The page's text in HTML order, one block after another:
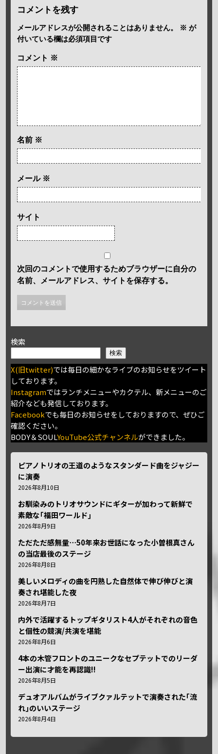
コメントを残す
メールアドレスが公開されることはありません。 ※ が
付いている欄は必須項目です
コメント ※
名前 ※
メール ※
サイト
次回のコメントで使用するためブラウザーに自分の
名前、メールアドレス、サイトを保存する。
検索
検索
X(旧twitter)では毎日の細かなライブのお知らせをツイート
しております。
Instagramではランチメニューやカクテル、新メニューのご
紹介なども発信しております。
Facebookでも毎日のお知らせをしておりますので、ぜひご
確認ください。
BODY＆SOULYouTube公式チャンネルができました。
ピアノトリオの王道のようなスタンダード曲をジャジー
に演奏
2026年8月10日
お馴染みのトリオサウンドにギターが加わって新鮮で
素敵な｢福田ワールド｣
2026年8月9日
ただただ感無量⋯50年来お世話になった小曽根真さん
の当店最後のステージ
2026年8月8日
美しいメロディの曲を円熟した自然体で伸び伸びと演
奏され堪能した夜
2026年8月7日
内外で活躍するトップギタリスト4人がそれぞれの音色
と個性の競演/共演を堪能
2026年8月6日
4本の木管フロントのユニークなセプテットでのリーダ
ー出演に才能を再認識!!
2026年8月5日
デュオアルバムがライブクァルテットで演奏された｢流
れ｣のいいステージ
2026年8月4日